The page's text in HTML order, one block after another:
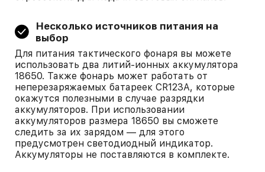
Несколько источников питания на
выбор
Для питания тактического фонаря вы можете
использовать два литий-ионных аккумулятора
18650. Также фонарь может работать от
неперезаряжаемых батареек CR123A, которые
окажутся полезными в случае разрядки
аккумуляторов. При использовании
аккумуляторов размера 18650 вы сможете
следить за их зарядом — для этого
предусмотрен светодиодный индикатор.
Аккумуляторы не поставляются в комплекте.